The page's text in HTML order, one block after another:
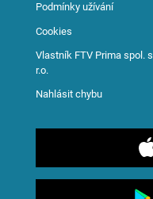
Podmínky užívání
Cookies
Vlastník FTV Prima spol. s
r.o.
Nahlásit chybu